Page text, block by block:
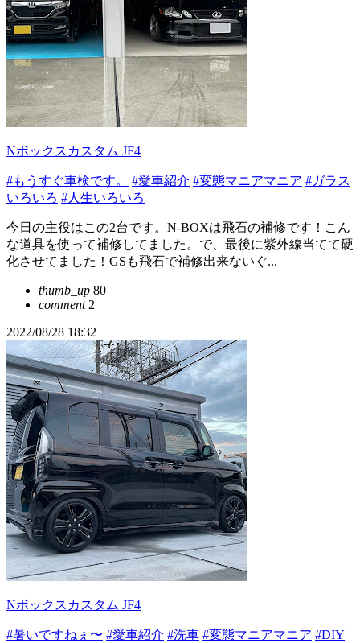
Nボックスカスタム JF4
#もうすぐ車検です。 #愛車紹介 #変態マニアマニア #ガラス
いろいろ #人生いろいろ
今日の主役はこの2台です。N-BOXは飛石の補修です！こん
な道具を使って補修してました。で、最後に紫外線当てて硬
化させてました！GSも飛石で補修出来ないぐ...
thumb_up 80
comment2
2022/08/28 18:32
Nボックスカスタム JF4
#暑いですねぇ〜 #愛車紹介 #洗車 #変態マニアマニア #DIY